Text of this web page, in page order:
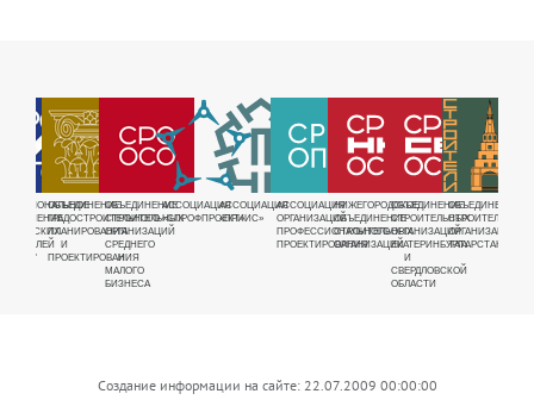
ОБЪЕДИНЕНИЕ
ГРАДОСТРОИТЕЛЬНОГО
ПЛАНИРОВАНИЯ
И
ПРОЕКТИРОВАНИЯ
ОБЪЕДИНЕНИЕ
СТРОИТЕЛЬНЫХ
ОРГАНИЗАЦИЙ
СРЕДНЕГО
И
МАЛОГО
БИЗНЕСА
АССОЦИАЦИЯ
«СПРОФПРОЕКТ»
АССОЦИАЦИЯ
«ПРИИС»
АССОЦИАЦИЯ
ОРГАНИЗАЦИЙ
ПРОФЕССИОНАЛЬНОГО
ПРОЕКТИРОВАНИЯ
НИЖЕГОРОДСКОЕ
ОБЪЕДИНЕНИЕ
СТРОИТЕЛЬНЫХ
ОРГАНИЗАЦИЙ
ОБЪЕДИНЕНИЕ
СТРОИТЕЛЬНЫХ
ОРГАНИЗАЦИЙ
ЕКАТЕРИНБУРГА
И
СВЕРДЛОВСКОЙ
ОБЛАСТИ
ОБЪЕДИНЕНИЕ
СТРОИТЕЛЬНЫХ
ОРГАНИЗАЦИЙ
ТАТАРСТАНА
Создание информации на сайте: 22.07.2009 00:00:00